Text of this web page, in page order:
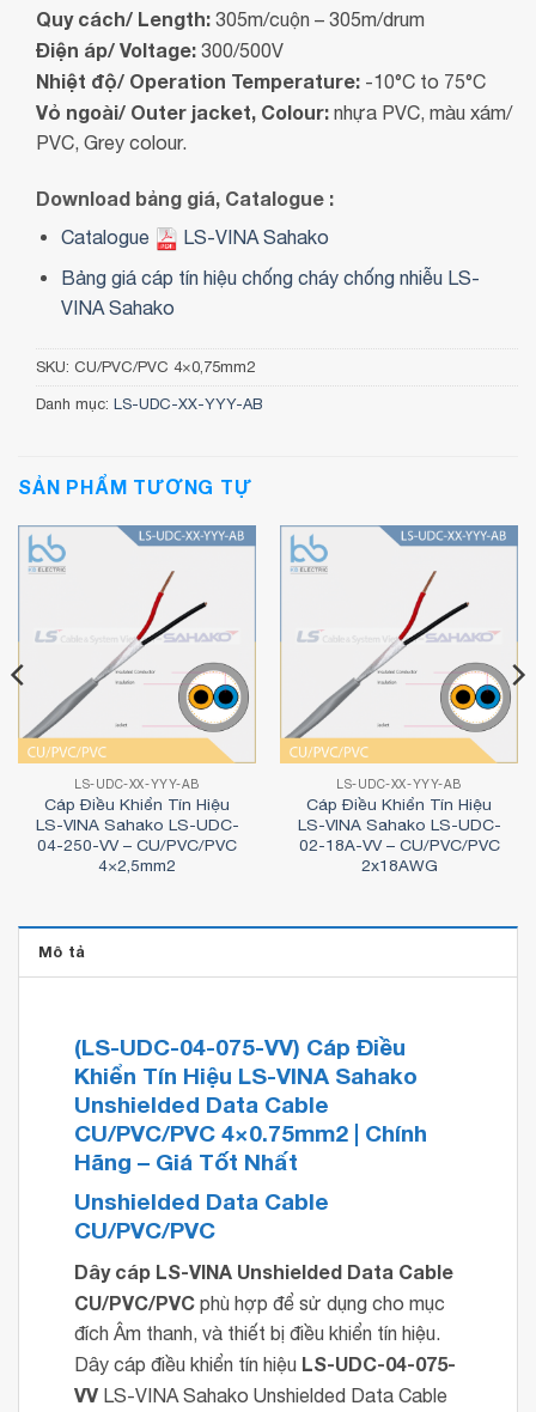
Quy cách/ Length: 305m/cuộn – 305m/drum
Điện áp/ Voltage: 300/500V
Nhiệt độ/ Operation Temperature: -10°C to 75°C
Vỏ ngoài/ Outer jacket, Colour: nhựa PVC, màu xám/
PVC, Grey colour.
Download bảng giá, Catalogue :
Catalogue
LS-VINA Sahako
Bảng giá cáp tín hiệu chống cháy chống nhiễu LS-
VINA Sahako
SKU: CU/PVC/PVC 4×0,75mm2
Danh mục: LS-UDC-XX-YYY-AB
SẢN PHẨM TƯƠNG TỰ
LS-UDC-XX-YYY-AB
Cáp Điều Khiển Tín Hiệu
LS-VINA Sahako LS-UDC-
04-250-VV – CU/PVC/PVC
4×2,5mm2
LS-UDC-XX-YYY-AB
Cáp Điều Khiển Tín Hiệu
LS-VINA Sahako LS-UDC-
02-18A-VV – CU/PVC/PVC
2x18AWG
Mô tả
(LS-UDC-04-075-VV) Cáp Điều
Khiển Tín Hiệu LS-VINA Sahako
Unshielded Data Cable
CU/PVC/PVC 4×0.75mm2 | Chính
Hãng – Giá Tốt Nhất
Unshielded Data Cable
CU/PVC/PVC
Dây cáp LS-VINA Unshielded Data Cable
CU/PVC/PVC phù hợp để sử dụng cho mục
đích Âm thanh, và thiết bị điều khiển tín hiệu.
Dây cáp điều khiển tín hiệu LS-UDC-04-075-
VV LS-VINA Sahako Unshielded Data Cable